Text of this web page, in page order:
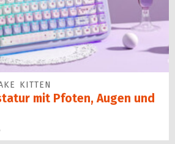
KITTEN
mit Pfoten, Augen und